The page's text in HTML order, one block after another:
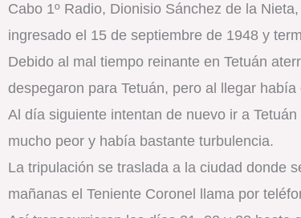
Cabo 1º Radio, Dionisio Sánchez de la
ingresado el 15 de septiembre de 1948 y
Debido al mal tiempo reinante en Tetuán
despegaron para Tetuán, pero al llegar
Al día siguiente intentan de nuevo ir a
mucho peor y había bastante turbulencia.
La tripulación se traslada a la ciudad donde
mañanas el Teniente Coronel llama por